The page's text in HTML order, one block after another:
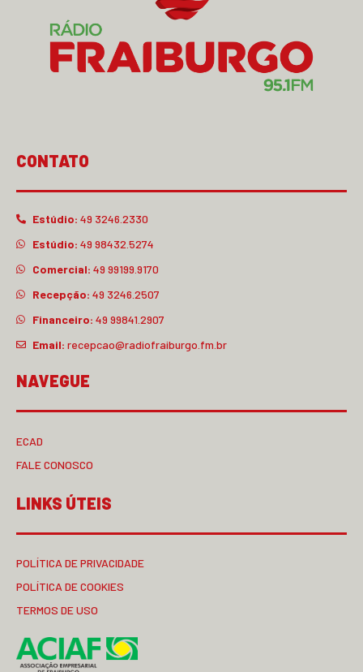
CONTATO
Estúdio: 49 3246.2330
Estúdio: 49 98432.5274
Comercial: 49 99199.9170
Recepção: 49 3246.2507
Financeiro: 49 99841.2907
Email: recepcao@radiofraiburgo.fm.br
NAVEGUE
ECAD
FALE CONOSCO
LINKS ÚTEIS
POLÍTICA DE PRIVACIDADE
POLÍTICA DE COOKIES
TERMOS DE USO